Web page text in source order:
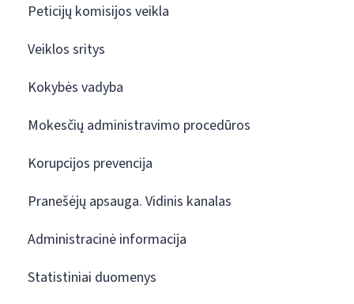
Peticijų komisijos veikla
Veiklos sritys
Kokybės vadyba
Mokesčių administravimo procedūros
Korupcijos prevencija
Pranešėjų apsauga. Vidinis kanalas
Administracinė informacija
Statistiniai duomenys